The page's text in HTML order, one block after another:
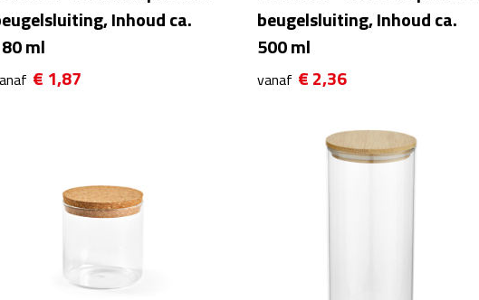
Inhoud ca.
ml
€ 1,87
beugelsluiting, Inhoud ca.
500 ml
vanaf € 2,36